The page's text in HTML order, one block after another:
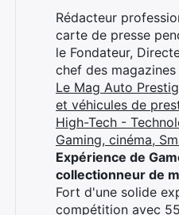
Rédacteur
carte de presse
le Fondateur,
chef des magazines
Le Mag Auto
et véhicules de
High-Tech -
Gaming, cinéma,
Expérience de
collectionneur de
Fort d'une solide
compétition avec
Rechercher